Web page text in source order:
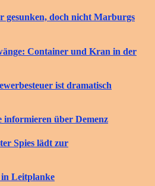
gesunken, doch nicht Marburgs
Container und Kran in der
ist dramatisch
informieren über Demenz
Spies lädt zur
in Leitplanke